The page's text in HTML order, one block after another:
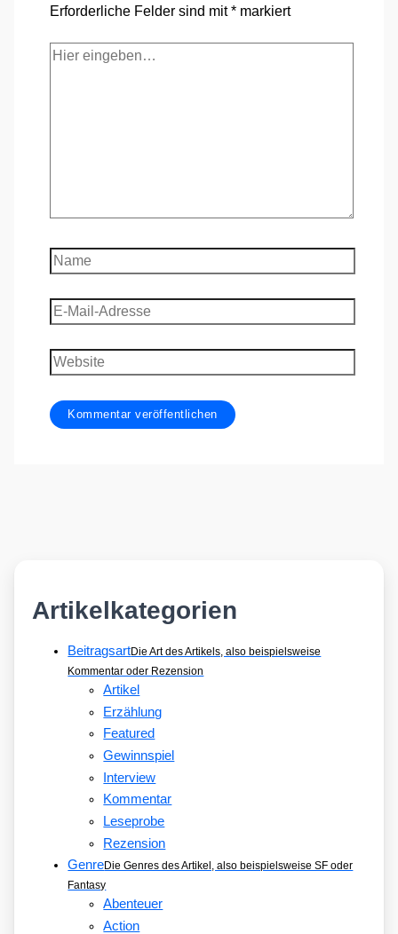
Erforderliche Felder sind mit* markiert
Hier
Name
E-
Mail-
Adresse
Website
Artikelkategorien
BeitragsartDie Art des Artikels, also beispielsweise
Kommentar oder Rezension
Artikel
Erzählung
Featured
Gewinnspiel
Interview
Kommentar
Leseprobe
Rezension
GenreDie Genres des Artikel, also beispielsweise SF oder
Fantasy
Abenteuer
Action